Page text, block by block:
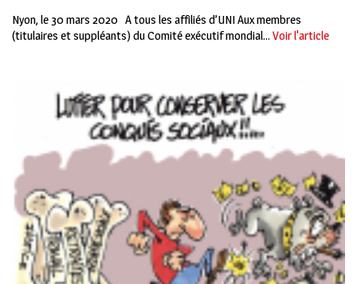
Nyon, le 30 mars 2020 A tous les affiliés d’UNI Aux membres
(titulaires et suppléants) du Comité exécutif mondial... Voir l'article